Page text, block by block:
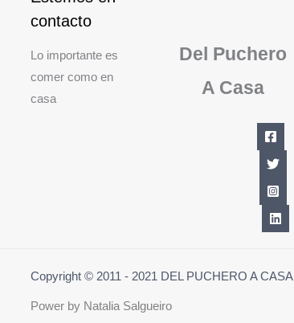
contacto
Lo importante es
comer como en
casa
Del Puchero
A Casa
Copyright © 2011 - 2021 DEL PUCHERO A CASA
Power by Natalia Salgueiro